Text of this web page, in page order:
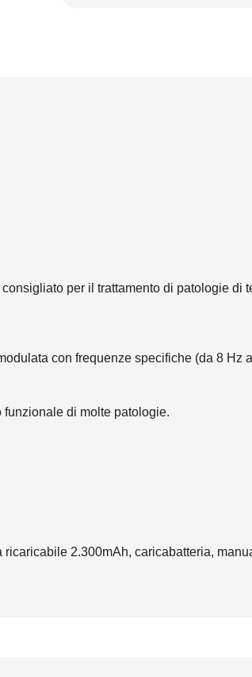
per il trattamento di patologie di
con frequenze specifiche (da 8 Hz
di molte patologie.
2.300mAh, caricabatteria,